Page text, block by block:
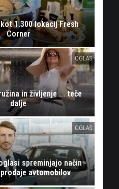
1.300 lokacij Fresh
Corner
OGLAS
in življenje ... teče
dalje
OGLAS
spreminjajo način
avtomobilov